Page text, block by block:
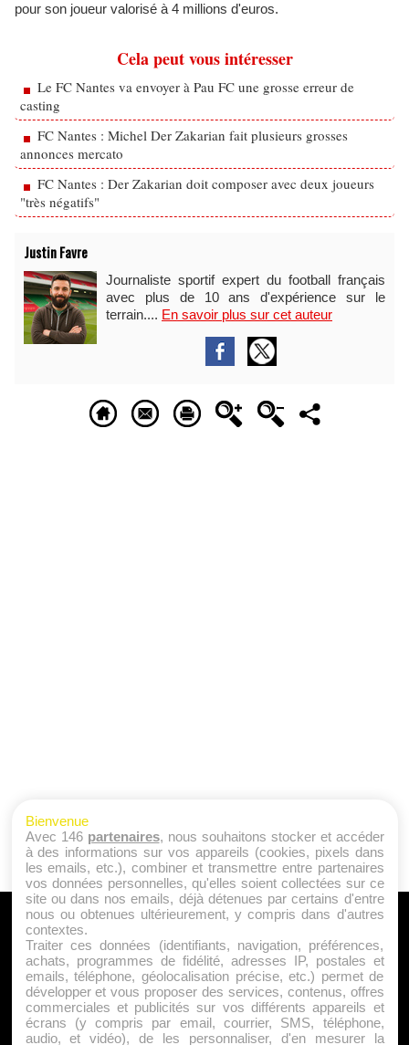
pour son joueur valorisé à 4 millions d'euros.
Cela peut vous intéresser
Le FC Nantes va envoyer à Pau FC une grosse erreur de
casting
FC Nantes : Michel Der Zakarian fait plusieurs grosses
annonces mercato
FC Nantes : Der Zakarian doit composer avec deux joueurs
"très négatifs"
Justin Favre
Journaliste sportif expert du football français
avec plus de 10 ans d'expérience sur le
terrain.... En savoir plus sur cet auteur
A PROPOS
Qui sommes nous ?
Mentions Légales
Publicité
Politique de Cookies
Bienvenue
Avec 146 partenaires, nous souhaitons stocker et accéder
à des informations sur vos appareils (cookies, pixels dans
les emails, etc.), combiner et transmettre entre partenaires
vos données personnelles, qu'elles soient collectées sur ce
site ou dans nos emails, déjà détenues par certains d'entre
nous ou obtenues ultérieurement, y compris dans d'autres
contextes.
Traiter ces données (identifiants, navigation, préférences,
achats, programmes de fidélité, adresses IP, postales et
emails, téléphone, géolocalisation précise, etc.) permet de
développer et vous proposer des services, contenus, offres
commerciales et publicités sur vos différents appareils et
écrans (y compris par email, courrier, SMS, téléphone,
audio, et vidéo), de les personnaliser, d'en mesurer la